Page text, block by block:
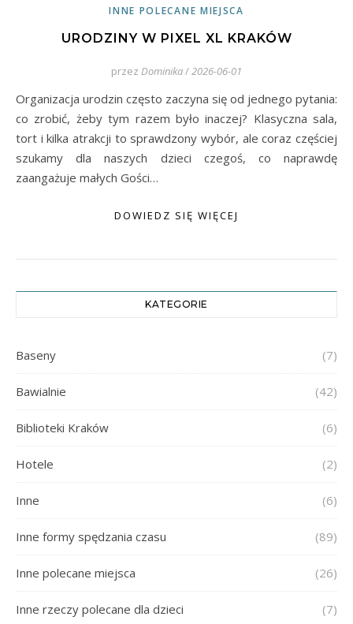
INNE POLECANE MIEJSCA
URODZINY W PIXEL XL KRAKÓW
przez Dominika/2026-06-01
Organizacja urodzin często zaczyna się od jednego pytania:
co zrobić, żeby tym razem było inaczej? Klasyczna sala,
tort i kilka atrakcji to sprawdzony wybór, ale coraz częściej
szukamy dla naszych dzieci czegoś, co naprawdę
zaangażuje małych Gości…
DOWIEDZ SIĘ WIĘCEJ
KATEGORIE
Baseny (7)
Bawialnie (42)
Biblioteki Kraków (6)
Hotele (2)
Inne (6)
Inne formy spędzania czasu (89)
Inne polecane miejsca (26)
Inne rzeczy polecane dla dzieci (7)